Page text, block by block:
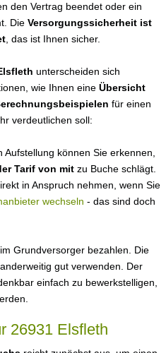
den Vertrag beendet oder ein
Die Versorgungssicherheit ist
, das ist Ihnen sicher.
unterscheiden sich
wie Ihnen eine Übersicht
für einen
verdeutlichen soll:
können Sie erkennen,
Tarif von mit zu Buche schlägt.
in Anspruch nehmen, wenn Sie
wechseln - das sind doch
Grundversorger bezahlen. Die
gut verwenden. Der
einfach zu bewerkstelligen,
26931 Elsfleth